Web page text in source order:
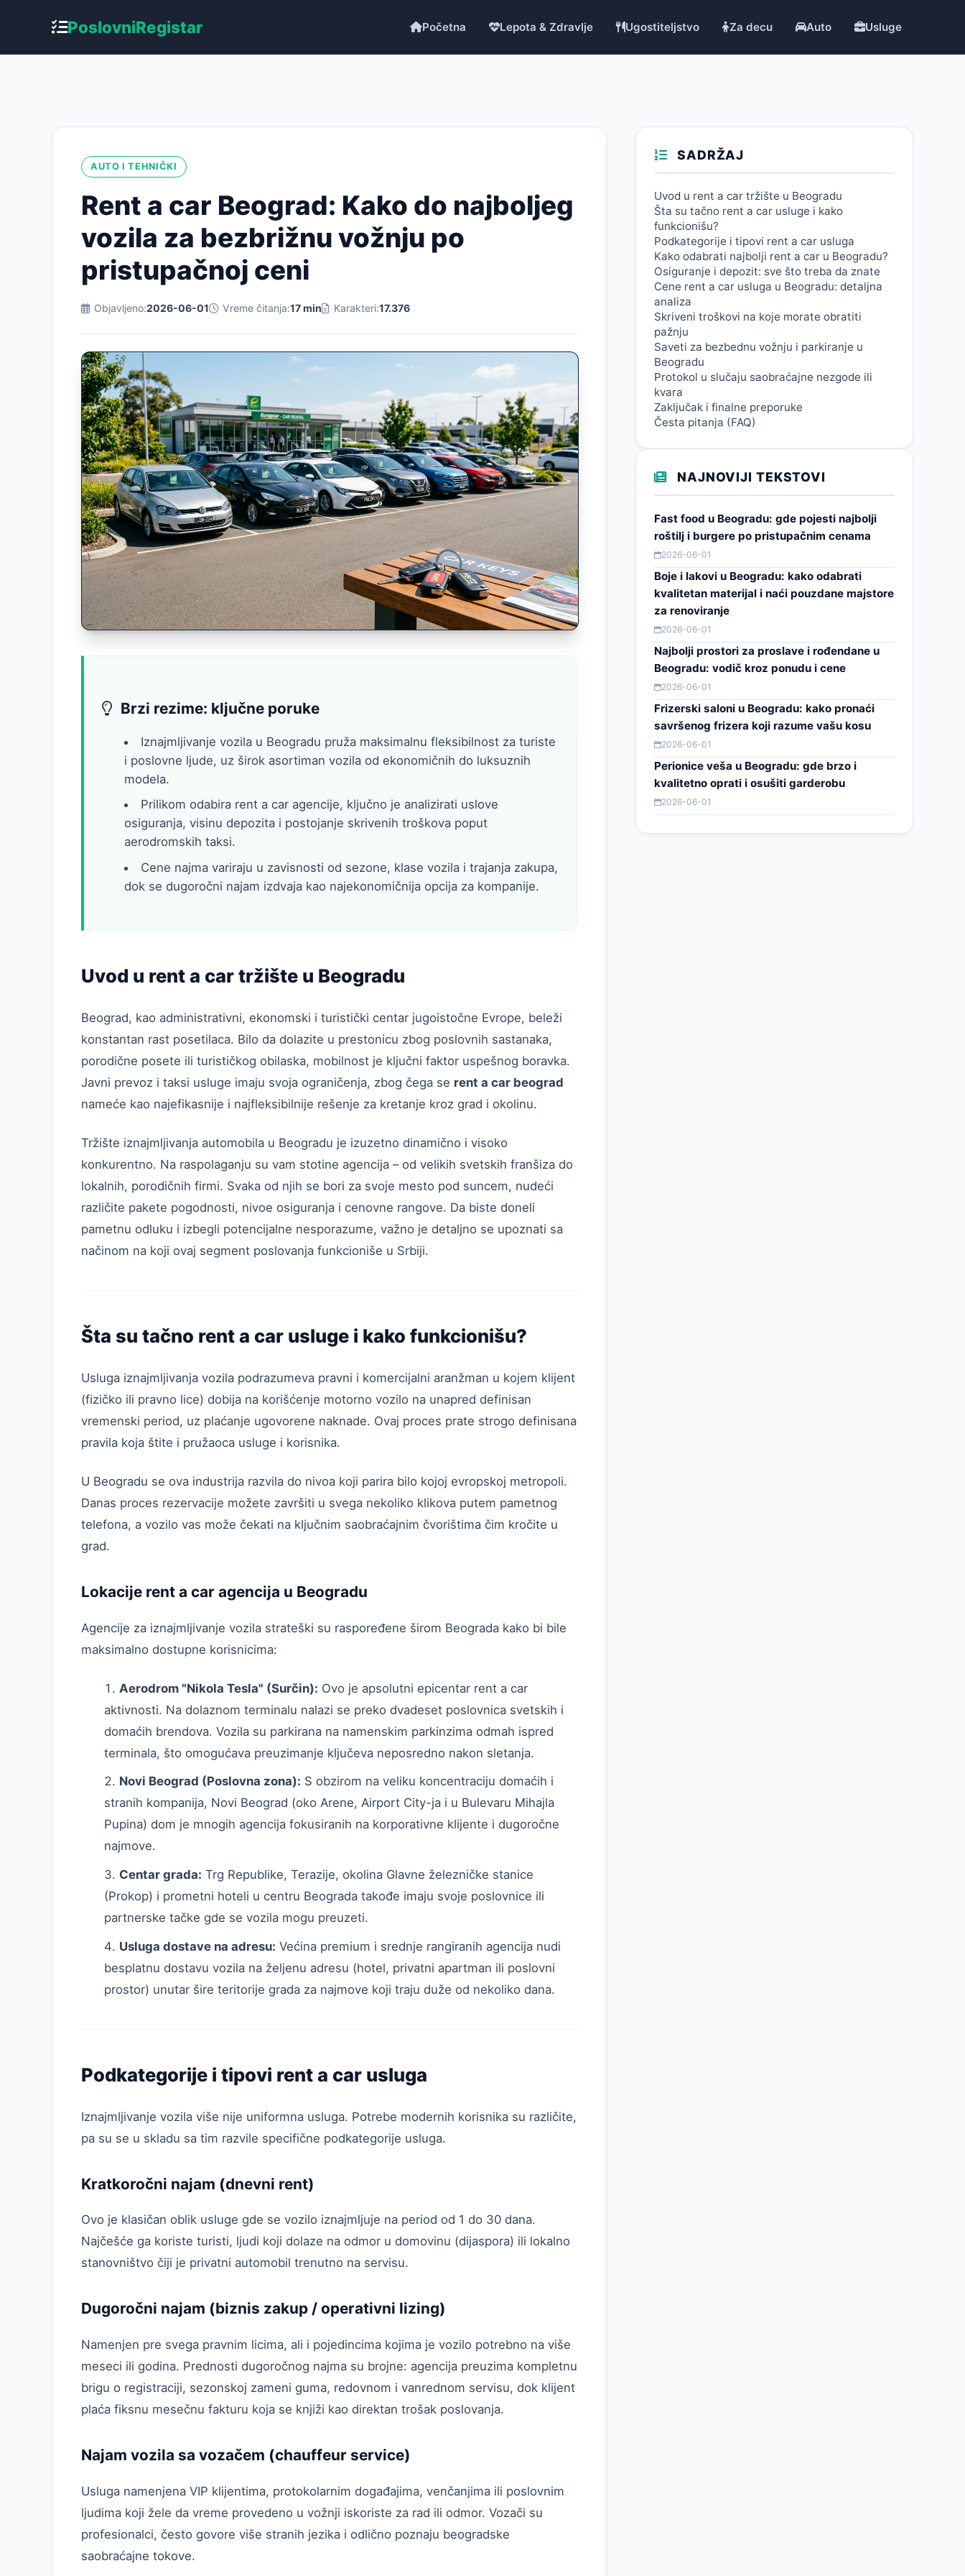
PoslovniRegistar Početna Lepota & Zdravlje Ugostiteljstvo Za decu Auto Usluge
AUTO I TEHNIČKI
Rent a car Beograd: Kako do najboljeg
vozila za bezbrižnu vožnju po
pristupačnoj ceni
Objavljeno:2026-06-01 Vreme čitanja:17 min Karakteri:17.376
Brzi rezime: ključne poruke
Iznajmljivanje vozila u Beogradu pruža maksimalnu fleksibilnost za turiste
i poslovne ljude, uz širok asortiman vozila od ekonomičnih do luksuznih
modela.
Prilikom odabira rent a car agencije, ključno je analizirati uslove
osiguranja, visinu depozita i postojanje skrivenih troškova poput
aerodromskih taksi.
Cene najma variraju u zavisnosti od sezone, klase vozila i trajanja zakupa,
dok se dugoročni najam izdvaja kao najekonomičnija opcija za kompanije.
Uvod u rent a car tržište u Beogradu
Beograd, kao administrativni, ekonomski i turistički centar jugoistočne Evrope, beleži
konstantan rast posetilaca. Bilo da dolazite u prestonicu zbog poslovnih sastanaka,
porodične posete ili turističkog obilaska, mobilnost je ključni faktor uspešnog boravka.
Javni prevoz i taksi usluge imaju svoja ograničenja, zbog čega se rent a car beograd
nameće kao najefikasnije i najfleksibilnije rešenje za kretanje kroz grad i okolinu.
Tržište iznajmljivanja automobila u Beogradu je izuzetno dinamično i visoko
konkurentno. Na raspolaganju su vam stotine agencija – od velikih svetskih franšiza do
lokalnih, porodičnih firmi. Svaka od njih se bori za svoje mesto pod suncem, nudeći
različite pakete pogodnosti, nivoe osiguranja i cenovne rangove. Da biste doneli
pametnu odluku i izbegli potencijalne nesporazume, važno je detaljno se upoznati sa
načinom na koji ovaj segment poslovanja funkcioniše u Srbiji.
Šta su tačno rent a car usluge i kako funkcionišu?
Usluga iznajmljivanja vozila podrazumeva pravni i komercijalni aranžman u kojem klijent
(fizičko ili pravno lice) dobija na korišćenje motorno vozilo na unapred definisan
vremenski period, uz plaćanje ugovorene naknade. Ovaj proces prate strogo definisana
pravila koja štite i pružaoca usluge i korisnika.
U Beogradu se ova industrija razvila do nivoa koji parira bilo kojoj evropskoj metropoli.
Danas proces rezervacije možete završiti u svega nekoliko klikova putem pametnog
telefona, a vozilo vas može čekati na ključnim saobraćajnim čvorištima čim kročite u
grad.
Lokacije rent a car agencija u Beogradu
Agencije za iznajmljivanje vozila strateški su raspoređene širom Beograda kako bi bile
maksimalno dostupne korisnicima:
Aerodrom "Nikola Tesla" (Surčin): Ovo je apsolutni epicentar rent a car
aktivnosti. Na dolaznom terminalu nalazi se preko dvadeset poslovnica svetskih i
domaćih brendova. Vozila su parkirana na namenskim parkinzima odmah ispred
terminala, što omogućava preuzimanje ključeva neposredno nakon sletanja.
Novi Beograd (Poslovna zona): S obzirom na veliku koncentraciju domaćih i
stranih kompanija, Novi Beograd (oko Arene, Airport City-ja i u Bulevaru Mihajla
Pupina) dom je mnogih agencija fokusiranih na korporativne klijente i dugoročne
najmove.
Centar grada: Trg Republike, Terazije, okolina Glavne železničke stanice
(Prokop) i prometni hoteli u centru Beograda takođe imaju svoje poslovnice ili
partnerske tačke gde se vozila mogu preuzeti.
Usluga dostave na adresu: Većina premium i srednje rangiranih agencija nudi
besplatnu dostavu vozila na željenu adresu (hotel, privatni apartman ili poslovni
prostor) unutar šire teritorije grada za najmove koji traju duže od nekoliko dana.
Podkategorije i tipovi rent a car usluga
Iznajmljivanje vozila više nije uniformna usluga. Potrebe modernih korisnika su različite,
pa su se u skladu sa tim razvile specifične podkategorije usluga.
Kratkoročni najam (dnevni rent)
Ovo je klasičan oblik usluge gde se vozilo iznajmljuje na period od 1 do 30 dana.
Najčešće ga koriste turisti, ljudi koji dolaze na odmor u domovinu (dijaspora) ili lokalno
stanovništvo čiji je privatni automobil trenutno na servisu.
Dugoročni najam (biznis zakup / operativni lizing)
Namenjen pre svega pravnim licima, ali i pojedincima kojima je vozilo potrebno na više
meseci ili godina. Prednosti dugoročnog najma su brojne: agencija preuzima kompletnu
brigu o registraciji, sezonskoj zameni guma, redovnom i vanrednom servisu, dok klijent
plaća fiksnu mesečnu fakturu koja se knjiži kao direktan trošak poslovanja.
Najam vozila sa vozačem (chauffeur service)
Usluga namenjena VIP klijentima, protokolarnim događajima, venčanjima ili poslovnim
ljudima koji žele da vreme provedeno u vožnji iskoriste za rad ili odmor. Vozači su
profesionalci, često govore više stranih jezika i odlično poznaju beogradske
saobraćajne tokove.
SADRŽAJ
Uvod u rent a car tržište u Beogradu
Šta su tačno rent a car usluge i kako
funkcionišu?
Podkategorije i tipovi rent a car usluga
Kako odabrati najbolji rent a car u Beogradu?
Osiguranje i depozit: sve što treba da znate
Cene rent a car usluga u Beogradu: detaljna
analiza
Skriveni troškovi na koje morate obratiti
pažnju
Saveti za bezbednu vožnju i parkiranje u
Beogradu
Protokol u slučaju saobraćajne nezgode ili
kvara
Zaključak i finalne preporuke
Česta pitanja (FAQ)
NAJNOVIJI TEKSTOVI
Fast food u Beogradu: gde pojesti najbolji
roštilj i burgere po pristupačnim cenama
2026-06-01
Boje i lakovi u Beogradu: kako odabrati
kvalitetan materijal i naći pouzdane majstore
za renoviranje
2026-06-01
Najbolji prostori za proslave i rođendane u
Beogradu: vodič kroz ponudu i cene
2026-06-01
Frizerski saloni u Beogradu: kako pronaći
savršenog frizera koji razume vašu kosu
2026-06-01
Perionice veša u Beogradu: gde brzo i
kvalitetno oprati i osušiti garderobu
2026-06-01